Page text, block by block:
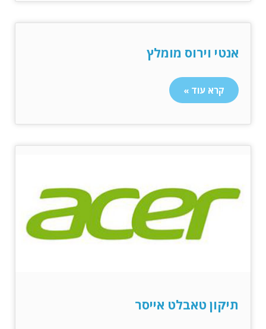
אנטי וירוס מומלץ
קרא עוד »
תיקון טאבלט אייסר